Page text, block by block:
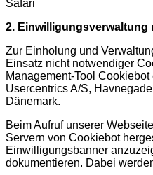
Safari
2. Einwilligungsverwaltung
Zur Einholung und
Einsatz nicht notwendiger
Management-Tool
Usercentrics A/S,
Dänemark.
Beim Aufruf unserer
Servern von Cookiebot
Einwilligungsbanner
dokumentieren. Dabei